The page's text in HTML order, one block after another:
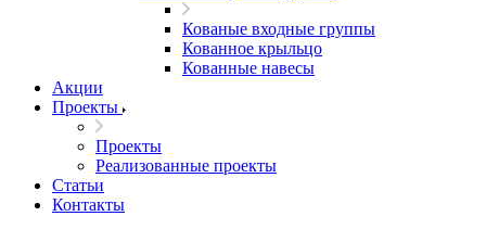
Кованые входные группы
Кованное крыльцо
Кованные навесы
Акции
Проекты
Проекты
Реализованные проекты
Статьи
Контакты